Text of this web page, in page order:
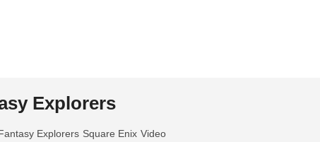
Explorers
Explorers Square Enix Video